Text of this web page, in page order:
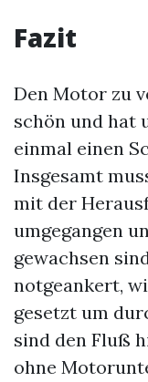
Fazit
Den Motor zu
schön und hat
einmal einen
Insgesamt
mit der
umgegangen
gewachsen
notgeankert,
gesetzt um
sind den Fluß
ohne